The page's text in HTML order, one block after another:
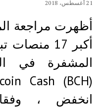
21 أغسطس، 2018
أظهرت مراجعة
أكبر 17
المشفرة في
انخفض ،